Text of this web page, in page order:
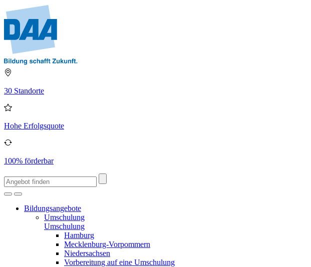
30 Standorte
Hohe Erfolgsquote
100% förderbar
Bildungsangebote
Umschulung
Umschulung
Hamburg
Mecklenburg-Vorpommern
Niedersachsen
Vorbereitung auf eine Umschulung